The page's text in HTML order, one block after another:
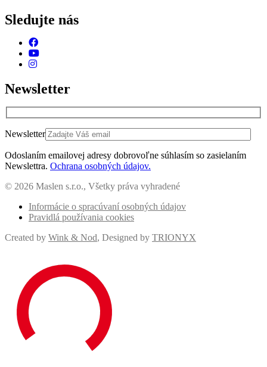
Sledujte nás
Newsletter
Newsletter
Odoslaním emailovej adresy dobrovoľne súhlasím so zasielaním
Newslettra. Ochrana osobných údajov.
© 2026 Maslen s.r.o., Všetky práva vyhradené
Informácie o spracúvaní osobných údajov
Pravidlá používania cookies
Created by Wink & Nod, Designed by TRIONYX